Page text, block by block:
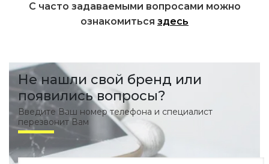
С часто задаваемыми вопросами можно
ознакомиться здесь
Не нашли свой бренд или
появились вопросы?
Введите Ваш номер телефона и специалист
перезвонит Вам